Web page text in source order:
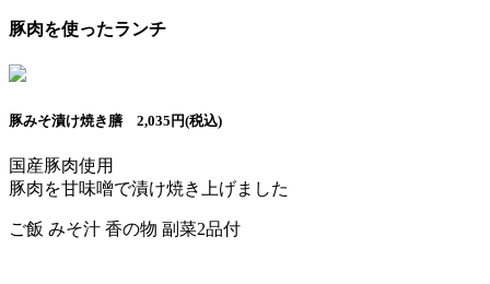
豚肉を使ったランチ
豚みそ漬け焼き膳 2,035円(税込)
国産豚肉使用
豚肉を甘味噌で漬け焼き上げました
ご飯 みそ汁 香の物 副菜2品付